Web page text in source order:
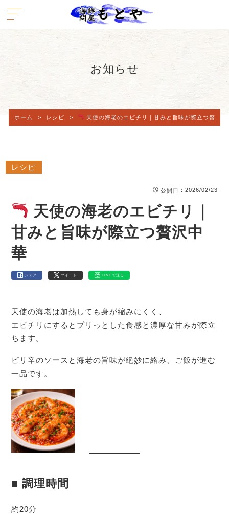
お知らせ
ホーム > レシピ > 天使の海老のエビチリ｜甘みと旨味が際立つ贅沢中
レシピ
公開日 ：2026/02/23
天使の海老のエビチリ｜
甘みと旨味が際立つ贅沢中
華
シェア ツイート LINEで送る
天使の海老は加熱しても身が縮みにくく、
エビチリにするとプリっとした食感と濃厚な甘みが際立
ちます。
ピリ辛のソースと海老の旨味が絶妙に絡み、ご飯が進む
一品です。
■ 調理時間
約20分